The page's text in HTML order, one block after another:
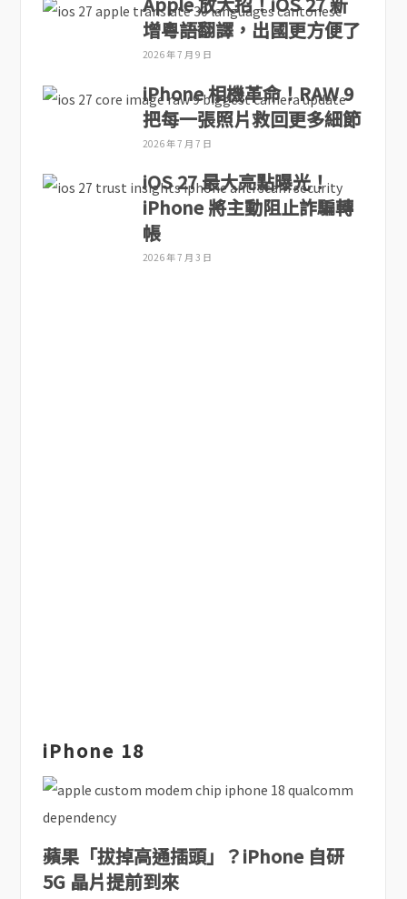
增粵語翻譯，出國更方便了
2026 年 7 月 9 日
iPhone 相機革命！RAW 9
把每一張照片救回更多細節
2026 年 7 月 7 日
iOS 27 最大亮點曝光！
iPhone 將主動阻止詐騙轉
帳
2026 年 7 月 3 日
iPhone 18
蘋果「拔掉高通插頭」？iPhone 自研
5G 晶片提前到來